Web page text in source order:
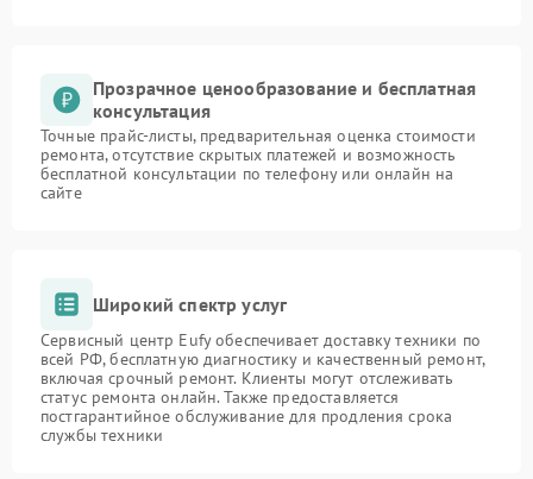
Прозрачное ценообразование и бесплатная
консультация
Точные прайс-листы, предварительная оценка стоимости
ремонта, отсутствие скрытых платежей и возможность
бесплатной консультации по телефону или онлайн на
сайте
Широкий спектр услуг
Сервисный центр Eufy обеспечивает доставку техники по
всей РФ, бесплатную диагностику и качественный ремонт,
включая срочный ремонт. Клиенты могут отслеживать
статус ремонта онлайн. Также предоставляется
постгарантийное обслуживание для продления срока
службы техники